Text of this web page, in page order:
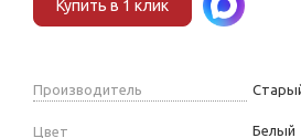
Купить в 1 клик
Производитель
Цвет Белый